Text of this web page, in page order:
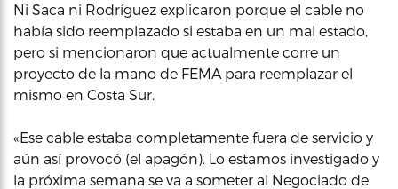
Ni Saca ni Rodríguez explicaron porque el cable no
había sido reemplazado si estaba en un mal estado,
pero si mencionaron que actualmente corre un
proyecto de la mano de FEMA para reemplazar el
mismo en Costa Sur.
«Ese cable estaba completamente fuera de servicio y
aún así provocó (el apagón). Lo estamos investigado y
la próxima semana se va a someter al Negociado de